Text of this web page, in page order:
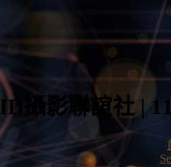
攝影聯誼社 |